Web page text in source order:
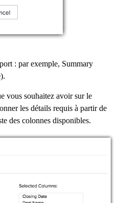
: par exemple, Summary
vous souhaitez avoir sur le
les détails requis à partir de
des colonnes disponibles.